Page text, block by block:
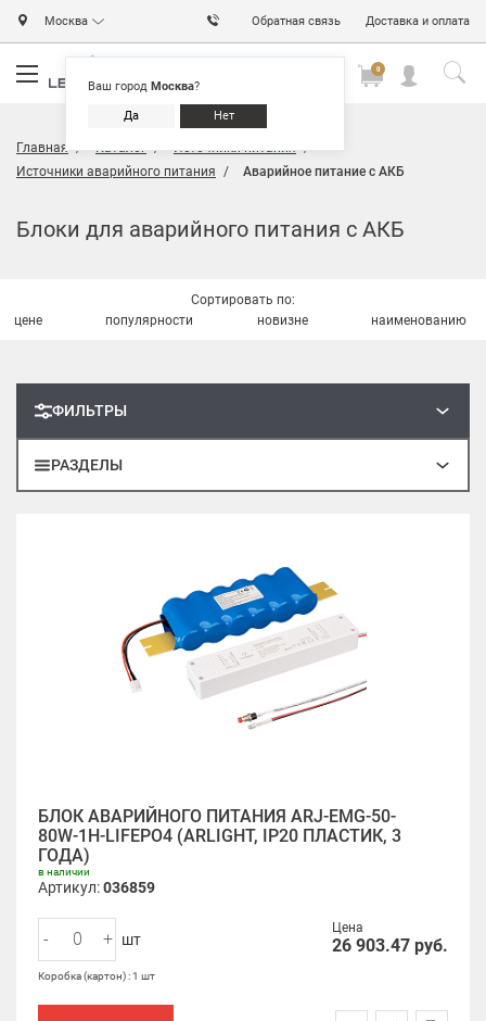
Москва
Ваш город Москва?
Да Нет
Обратная связь Доставка и оплата
0
Главная Каталог
Источники питания
Источники аварийного питания
Аварийное питание с АКБ
Блоки для аварийного питания с АКБ
РАЗДЕЛЫ
ФИЛЬТРЫ
Сортировать по:
цене
популярности новизне наименованию
БЛОК АВАРИЙНОГО ПИТАНИЯ ARJ-EMG-50-
80W-1H-LIFEPO4 (ARLIGHT, IP20 ПЛАСТИК, 3
ГОДА)
в наличии
Артикул:036859
Цена
26 903.47 руб.
- + шт
Коробка (картон) : 1 шт